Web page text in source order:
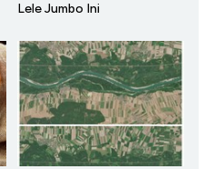
Lele Jumbo Ini